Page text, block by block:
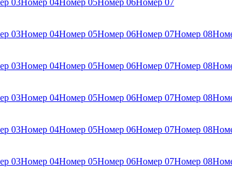
03Номер 04Номер 05Номер 06Номер 07
03Номер 04Номер 05Номер 06Номер 07Номер 08
03Номер 04Номер 05Номер 06Номер 07Номер 08
03Номер 04Номер 05Номер 06Номер 07Номер 08
03Номер 04Номер 05Номер 06Номер 07Номер 08
03Номер 04Номер 05Номер 06Номер 07Номер 08